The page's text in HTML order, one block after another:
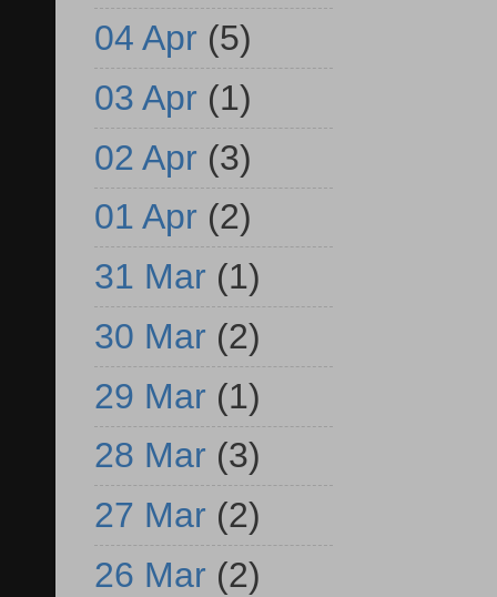
04 Apr (5)
03 Apr (1)
02 Apr (3)
01 Apr (2)
31 Mar (1)
30 Mar (2)
29 Mar (1)
28 Mar (3)
27 Mar (2)
26 Mar (2)